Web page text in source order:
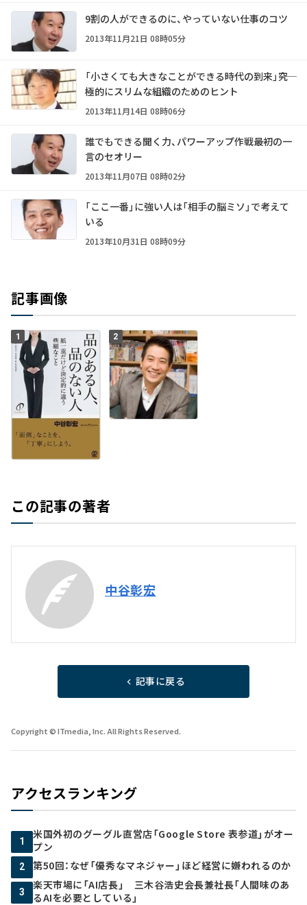
9割の人ができるのに、やっていない仕事のコツ
2013年11月21日 08時05分
「小さくても大きなことができる時代の到来」――究
極的にスリムな組織のためのヒント
2013年11月14日 08時06分
誰でもできる聞く力、パワーアップ作戦――最初の一
言のセオリー
2013年11月07日 08時02分
「ここ一番」に強い人は「相手の脳ミソ」で考えて
いる
2013年10月31日 08時09分
記事画像
1 2
この記事の著者
中谷彰宏
記事に戻る
Copyright © ITmedia, Inc. All Rights Reserved.
アクセスランキング
1
米国外初のグーグル直営店「Google Store 表参道」がオー
プン
2 第50回：なぜ「優秀なマネジャー」ほど経営に嫌われるのか
3
楽天市場に「AI店長」 三木谷浩史会長兼社長「人間味のあ
るAIを必要としている」